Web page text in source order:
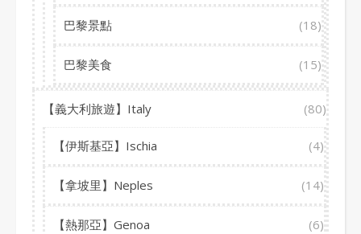
巴黎景點 (18)
巴黎美食 (15)
【義大利旅遊】Italy (80)
【伊斯基亞】Ischia (4)
【拿坡里】Neples (14)
【熱那亞】Genoa (6)